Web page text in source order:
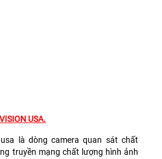
USA.
là dòng camera quan sát chất
truyền mạng chất lượng hình ảnh